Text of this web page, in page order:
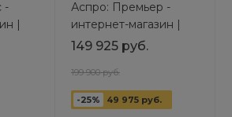
-
|
Аспро: Премьер -
интернет-магазин |
Готовый шаблон
149 925 руб.
199 900 руб.
-25% 49 975 руб.